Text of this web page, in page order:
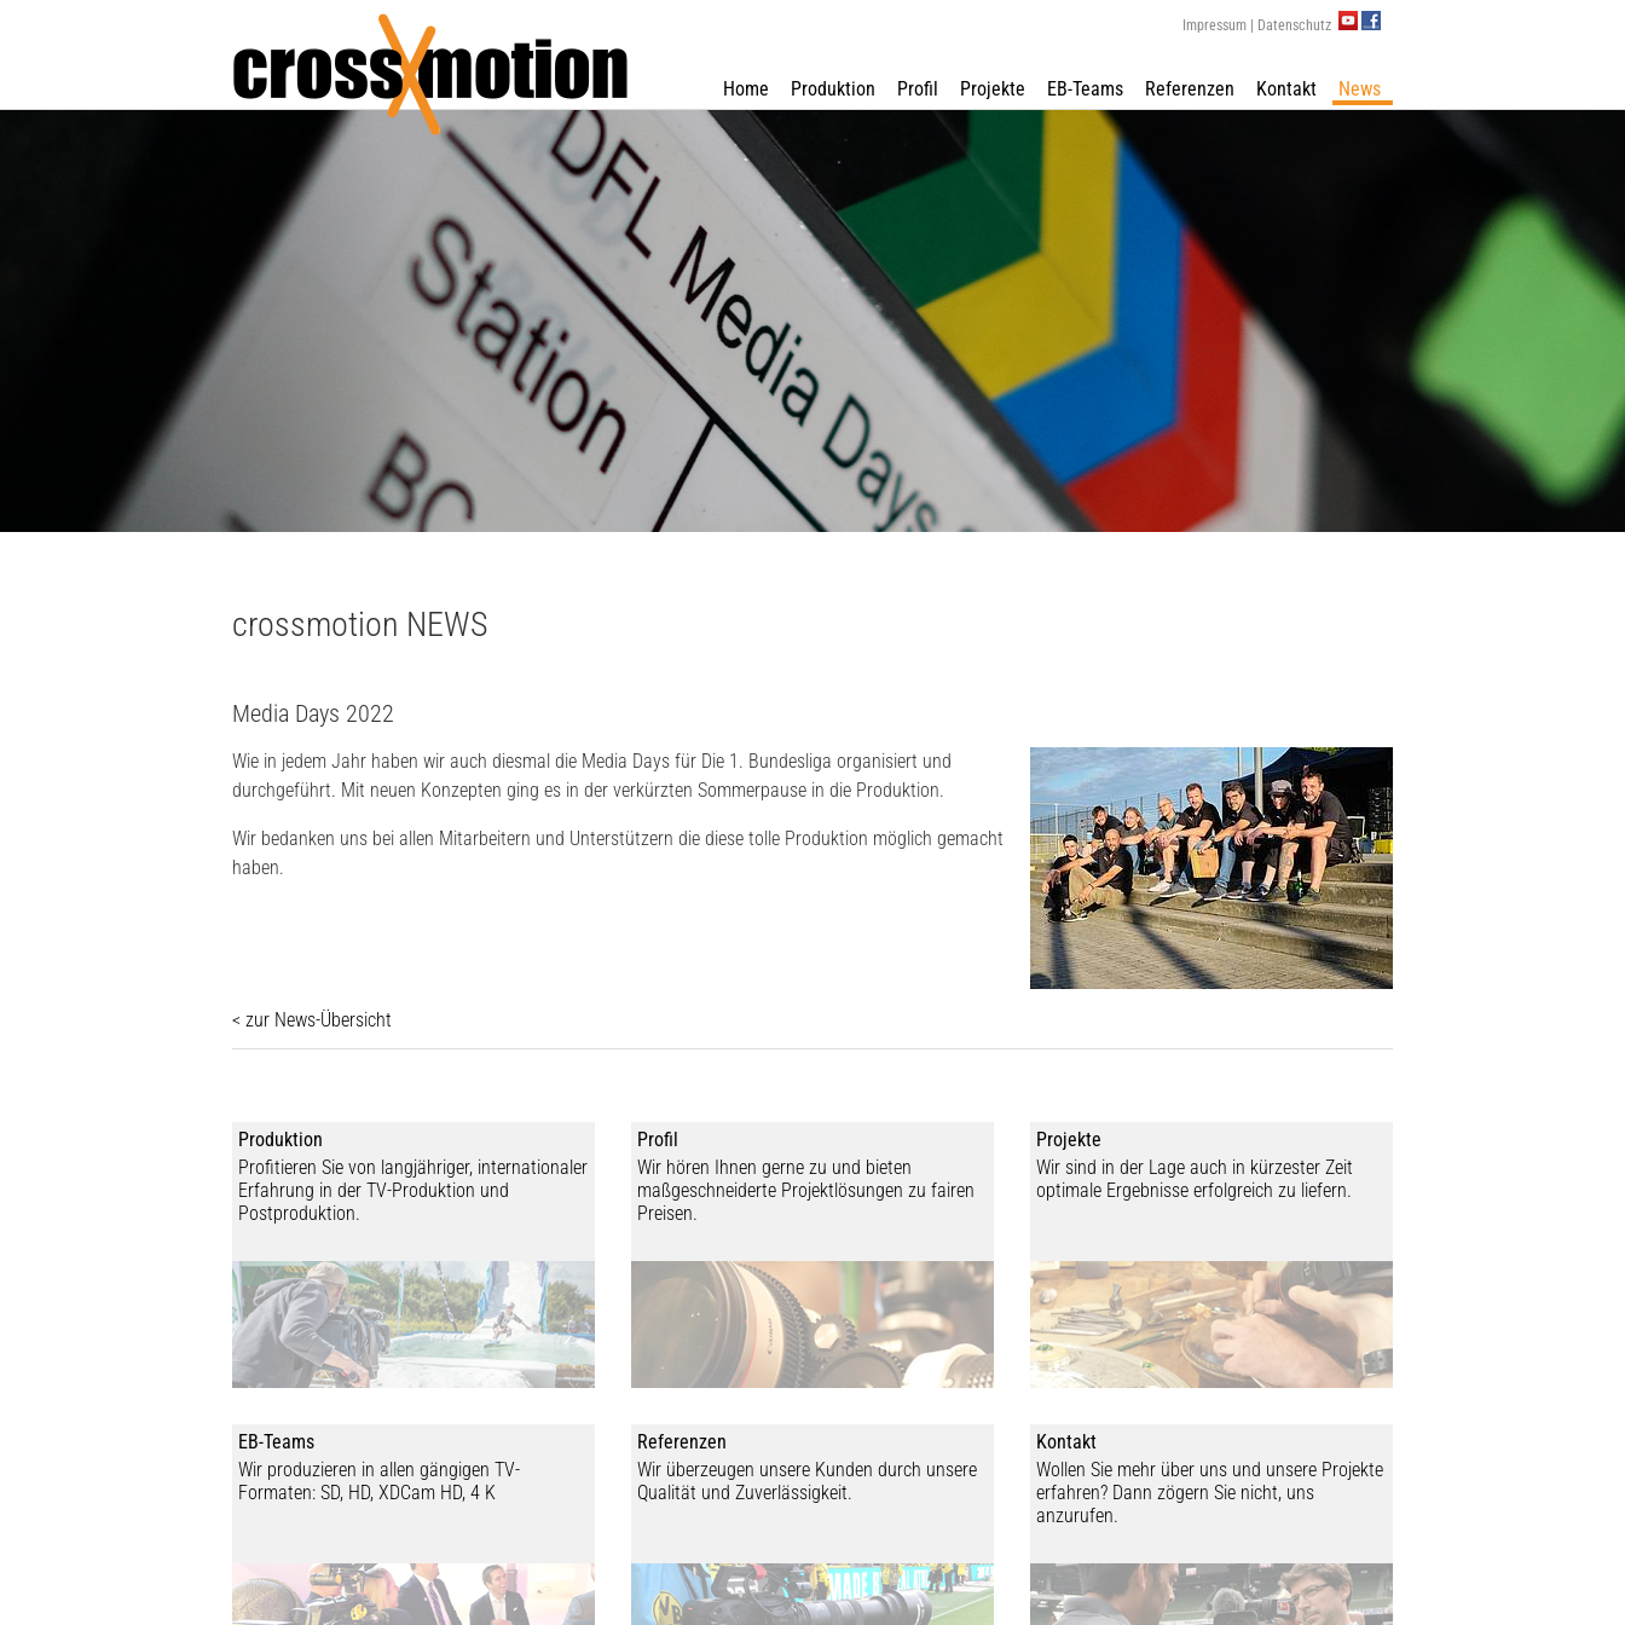
Impressum Datenschutz YouTube
Home Produktion Profil Projekte EB-Teams Referenzen Kontakt News
crossmotion NEWS
Media Days 2022
Wie in jedem Jahr haben wir auch diesmal die Media Days für Die 1. Bundesliga organisiert und
durchgeführt. Mit neuen Konzepten ging es in der verkürzten Sommerpause in die Produktion.
Wir bedanken uns bei allen Mitarbeitern und Unterstützern die diese tolle Produktion möglich gemacht
haben.
< zur News-Übersicht
Produktion
Profitieren Sie von langjähriger, internationaler
Erfahrung in der TV-Produktion und
Postproduktion.
Profil
Wir hören Ihnen gerne zu und bieten
maßgeschneiderte Projektlösungen zu fairen
Preisen.
Projekte
Wir sind in der Lage auch in kürzester Zeit
optimale Ergebnisse erfolgreich zu liefern.
EB-Teams
Wir produzieren in allen gängigen TV-
Formaten: SD, HD, XDCam HD, 4 K
Referenzen
Wir überzeugen unsere Kunden durch unsere
Qualität und Zuverlässigkeit.
Kontakt
Wollen Sie mehr über uns und unsere Projekte
erfahren? Dann zögern Sie nicht, uns
anzurufen.